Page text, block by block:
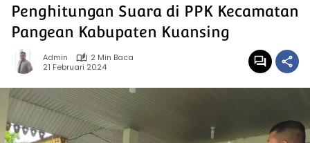
Penghitungan Suara di PPK Kecamatan
Pangean Kabupaten Kuansing
Admin
2 Min Baca
21 Februari 2024